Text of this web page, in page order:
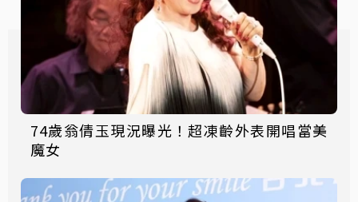
74歲翁倩玉現況曝光！超凍齡外表開唱當美
魔女